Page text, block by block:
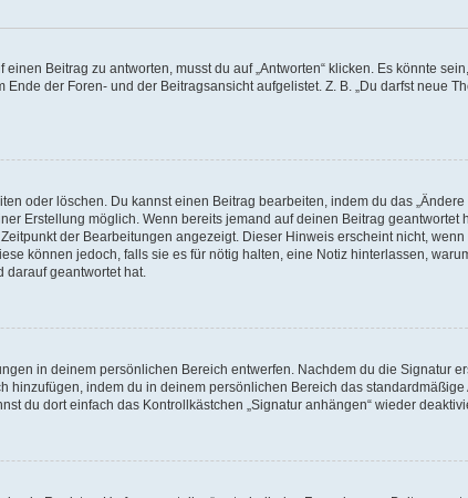
Beitrag zu antworten, musst du auf „Antworten“ klicken. Es könnte
der Foren- und der Beitragsansicht aufgelistet. Z. B. „Du darfst neue
oder löschen. Du kannst einen Beitrag bearbeiten, indem du das „Ändere
Erstellung möglich. Wenn bereits jemand auf deinen Beitrag geantwortet
der Bearbeitungen angezeigt. Dieser Hinweis erscheint nicht,
können jedoch, falls sie es für nötig halten, eine Notiz hinterlassen,
geantwortet hat.
in deinem persönlichen Bereich entwerfen. Nachdem du die Signatur
hinzufügen, indem du in deinem persönlichen Bereich das
du dort einfach das Kontrollkästchen „Signatur anhängen“ wieder